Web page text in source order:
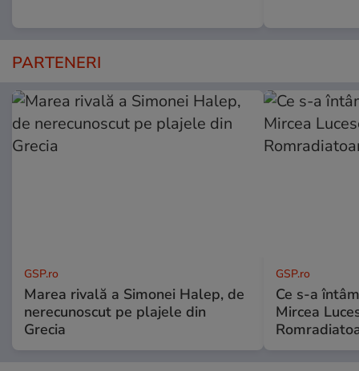
PARTENERI
GSP.ro
Marea rivală a Simonei Halep, de
nerecunoscut pe plajele din
Grecia
GSP.ro
Ce s-a
Mircea